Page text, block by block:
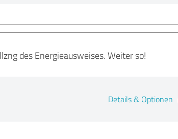
des Energieausweises. Weiter so!
Details & Optionen